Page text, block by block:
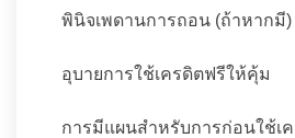
พินิจเพดานการถอน (ถ้าหากมี)
อุบายการใช้เครดิตฟรีให้คุ้ม
การมีแผนสำหรับการก่อนใช้เ